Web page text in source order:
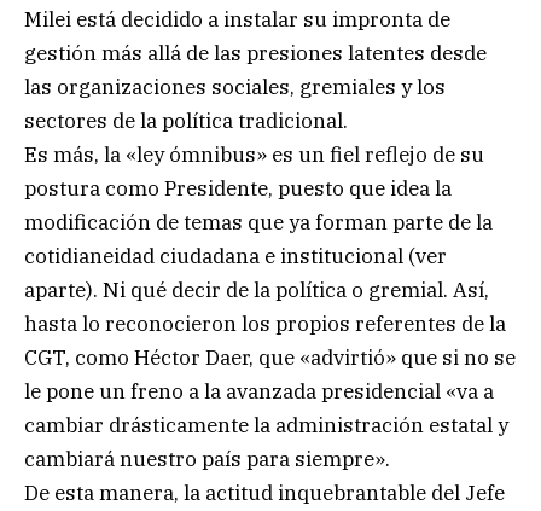
Milei está decidido a instalar su impronta de
gestión más allá de las presiones latentes desde
las organizaciones sociales, gremiales y los
sectores de la política tradicional.
Es más, la «ley ómnibus» es un fiel reflejo de su
postura como Presidente, puesto que idea la
modificación de temas que ya forman parte de la
cotidianeidad ciudadana e institucional (ver
aparte). Ni qué decir de la política o gremial. Así,
hasta lo reconocieron los propios referentes de la
CGT, como Héctor Daer, que «advirtió» que si no se
le pone un freno a la avanzada presidencial «va a
cambiar drásticamente la administración estatal y
cambiará nuestro país para siempre».
De esta manera, la actitud inquebrantable del Jefe